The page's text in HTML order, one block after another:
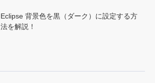
Eclipse 背景色を黒（ダーク）に設定する方
法を解説！